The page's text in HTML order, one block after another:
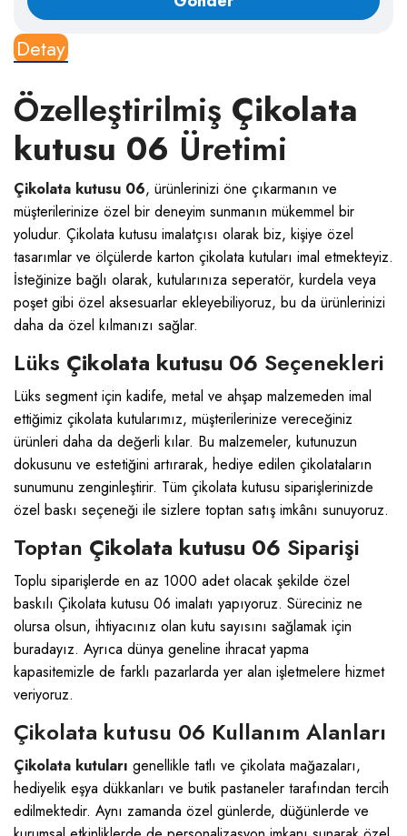
Detay
Özelleştirilmiş Çikolata
kutusu 06 Üretimi
Çikolata kutusu 06, ürünlerinizi öne çıkarmanın ve
müşterilerinize özel bir deneyim sunmanın mükemmel bir
yoludur. Çikolata kutusu imalatçısı olarak biz, kişiye özel
tasarımlar ve ölçülerde karton çikolata kutuları imal etmekteyiz.
İsteğinize bağlı olarak, kutularınıza seperatör, kurdela veya
poşet gibi özel aksesuarlar ekleyebiliyoruz, bu da ürünlerinizi
daha da özel kılmanızı sağlar.
Lüks Çikolata kutusu 06 Seçenekleri
Lüks segment için kadife, metal ve ahşap malzemeden imal
ettiğimiz çikolata kutularımız, müşterilerinize vereceğiniz
ürünleri daha da değerli kılar. Bu malzemeler, kutunuzun
dokusunu ve estetiğini artırarak, hediye edilen çikolataların
sunumunu zenginleştirir. Tüm çikolata kutusu siparişlerinizde
özel baskı seçeneği ile sizlere toptan satış imkânı sunuyoruz.
Toptan Çikolata kutusu 06 Siparişi
Toplu siparişlerde en az 1000 adet olacak şekilde özel
baskılı Çikolata kutusu 06 imalatı yapıyoruz. Süreciniz ne
olursa olsun, ihtiyacınız olan kutu sayısını sağlamak için
buradayız. Ayrıca dünya geneline ihracat yapma
kapasitemizle de farklı pazarlarda yer alan işletmelere hizmet
veriyoruz.
Çikolata kutusu 06 Kullanım Alanları
Çikolata kutuları genellikle tatlı ve çikolata mağazaları,
hediyelik eşya dükkanları ve butik pastaneler tarafından tercih
edilmektedir. Aynı zamanda özel günlerde, düğünlerde ve